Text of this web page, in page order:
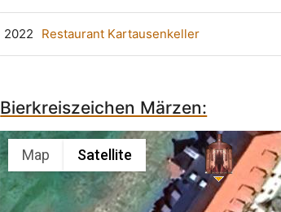
2022 Restaurant Kartausenkeller
Bierkreiszeichen Märzen:
Map Satellite